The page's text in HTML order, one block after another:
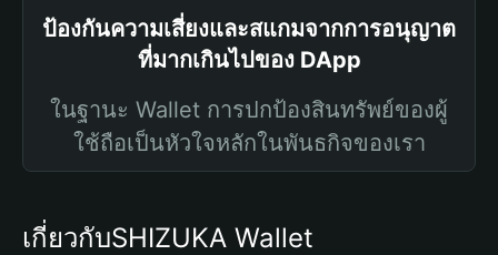
ป้องกันความเสี่ยงและสแกมจากการอนุญาต
ที่มากเกินไปของ DApp
ในฐานะ Wallet การปกป้องสินทรัพย์ของผู้
ใช้ถือเป็นหัวใจหลักในพันธกิจของเรา
เกี่ยวกับSHIZUKA Wallet